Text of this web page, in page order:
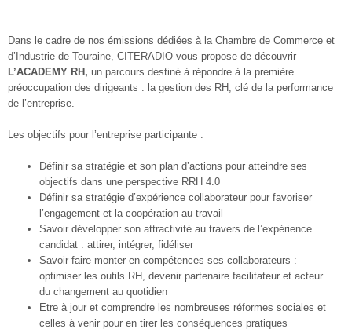
Dans le cadre de nos émissions dédiées à la Chambre de Commerce et
d’Industrie de Touraine, CITERADIO vous propose de découvrir
L’ACADEMY RH, un parcours destiné à répondre à la première
préoccupation des dirigeants : la gestion des RH, clé de la performance
de l’entreprise.
Les objectifs pour l’entreprise participante :
Définir sa stratégie et son plan d’actions pour atteindre ses
objectifs dans une perspective RRH 4.0
Définir sa stratégie d’expérience collaborateur pour favoriser
l’engagement et la coopération au travail
Savoir développer son attractivité au travers de l’expérience
candidat : attirer, intégrer, fidéliser
Savoir faire monter en compétences ses collaborateurs :
optimiser les outils RH, devenir partenaire facilitateur et acteur
du changement au quotidien
Etre à jour et comprendre les nombreuses réformes sociales et
celles à venir pour en tirer les conséquences pratiques